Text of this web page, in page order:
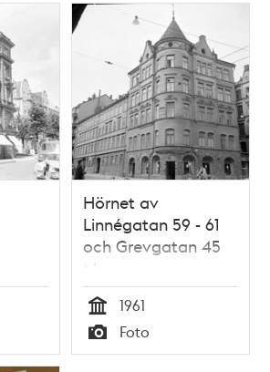
Hörnet av
Linnégatan 59 - 61
och Grevgatan 45
t.h.
Tid
1961
Typ
Foto